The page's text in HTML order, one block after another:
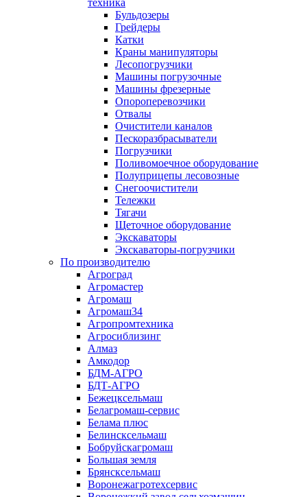
техника
Бульдозеры
Грейдеры
Катки
Краны манипуляторы
Лесопогрузчики
Машины погрузочные
Машины фрезерные
Опороперевозчики
Отвалы
Очистители каналов
Пескоразбрасыватели
Погрузчики
Поливомоечное оборудование
Полуприцепы лесовозные
Снегоочистители
Тележки
Тягачи
Щеточное оборудование
Экскаваторы
Экскаваторы-погрузчики
По производителю
Агроград
Агромастер
Агромаш
Агромаш34
Агропромтехника
Агросиблизинг
Алмаз
Амкодор
БДМ-АГРО
БДТ-АГРО
Бежецксельмаш
Белагромаш-сервис
Белама плюс
Белинсксельмаш
Бобруйскагромаш
Большая земля
Брянсксельмаш
Воронежагротехсервис